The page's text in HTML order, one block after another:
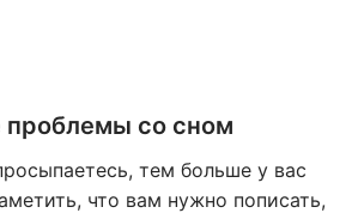
проблемы со сном
тем больше у вас
что вам нужно пописать,